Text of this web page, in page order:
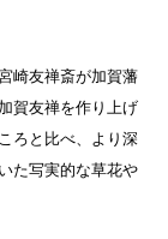
崎友禅斎が加賀藩
賀友禅を作り上げ
ろと比べ、より深
た写実的な草花や